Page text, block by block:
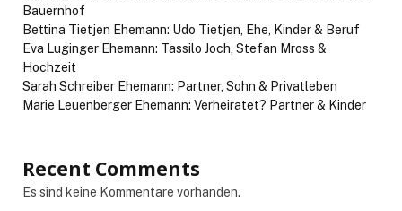
Bauernhof
Bettina Tietjen Ehemann: Udo Tietjen, Ehe, Kinder & Beruf
Eva Luginger Ehemann: Tassilo Joch, Stefan Mross &
Hochzeit
Sarah Schreiber Ehemann: Partner, Sohn & Privatleben
Marie Leuenberger Ehemann: Verheiratet? Partner & Kinder
Recent Comments
Es sind keine Kommentare vorhanden.